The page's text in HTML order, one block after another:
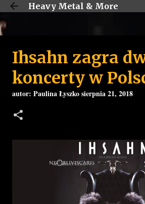
Przejdź do głównej
Heavy Metal & More
Ihsahn zagra
koncerty w
autor: Paulina Łyszkosierpnia 21, 2018